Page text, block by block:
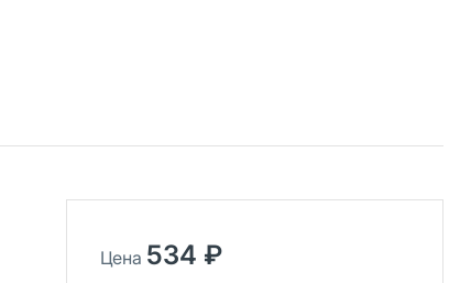
Цена 534 ₽